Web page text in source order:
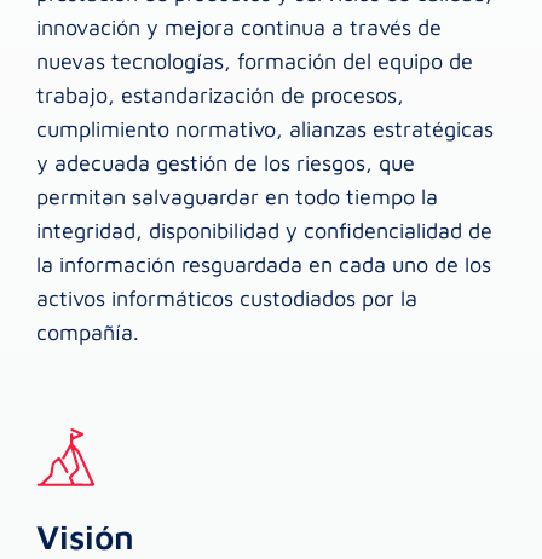
innovación y mejora continua a través de
nuevas tecnologías, formación del equipo de
trabajo, estandarización de procesos,
cumplimiento normativo, alianzas estratégicas
y adecuada gestión de los riesgos, que
permitan salvaguardar en todo tiempo la
integridad, disponibilidad y confidencialidad de
la información resguardada en cada uno de los
activos informáticos custodiados por la
compañía.
Visión